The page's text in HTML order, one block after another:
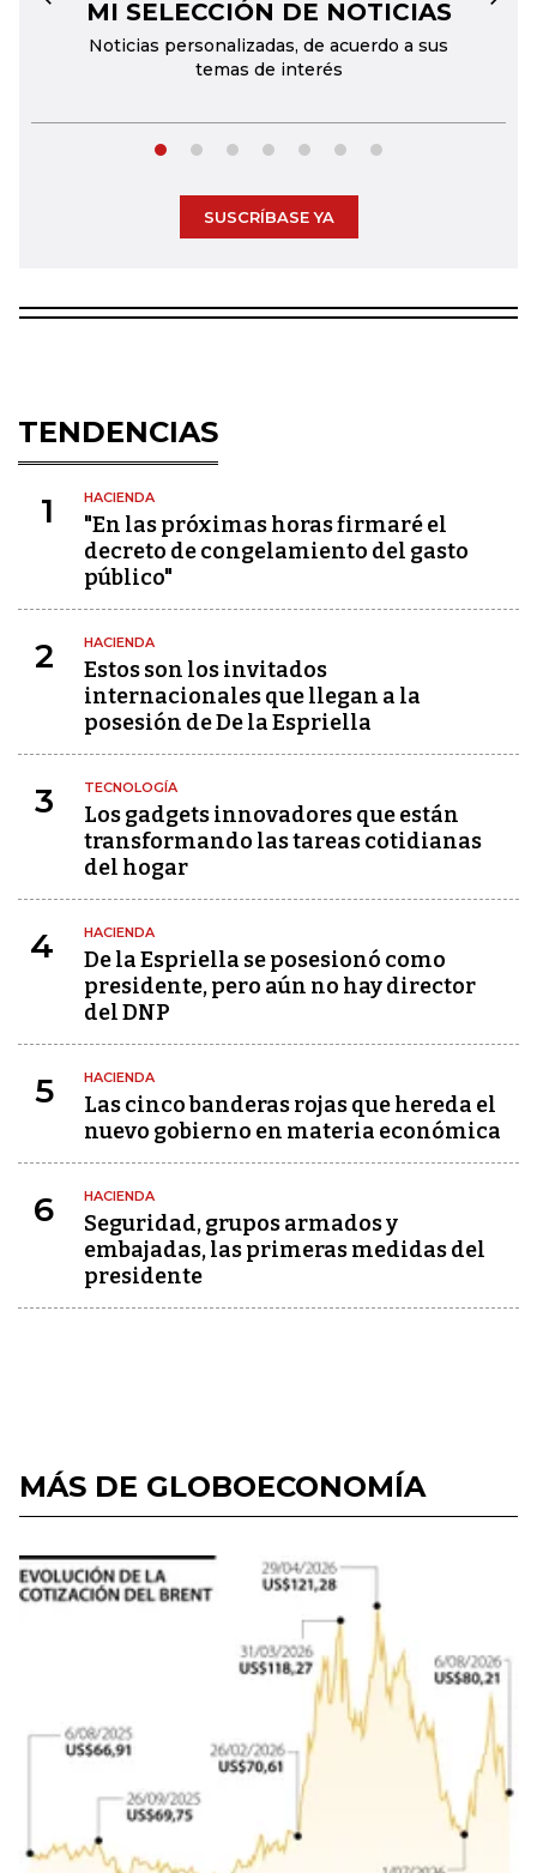
MI SELECCIÓN DE NOTICIAS
Noticias personalizadas, de acuerdo a sus
temas de interés
← →
SUSCRÍBASE YA
TENDENCIAS
1 HACIENDA
"En las próximas horas firmaré el
decreto de congelamiento del gasto
público"
2 HACIENDA
Estos son los invitados
internacionales que llegan a la
posesión de De la Espriella
3 TECNOLOGÍA
Los gadgets innovadores que están
transformando las tareas cotidianas
del hogar
4 HACIENDA
De la Espriella se posesionó como
presidente, pero aún no hay director
del DNP
5 HACIENDA
Las cinco banderas rojas que hereda el
nuevo gobierno en materia económica
6 HACIENDA
Seguridad, grupos armados y
embajadas, las primeras medidas del
presidente
MÁS DE GLOBOECONOMÍA